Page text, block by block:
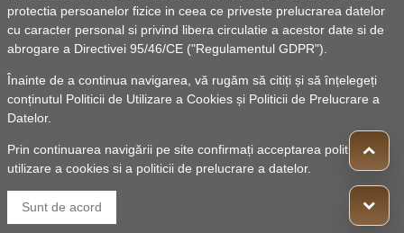
protectia persoanelor fizice in ceea ce priveste prelucrarea datelor
cu caracter personal si privind libera circulatie a acestor date si de
abrogare a Directivei 95/46/CE ("Regulamentul GDPR").
Înainte de a continua navigarea, vă rugăm să citiți și să înțelegeți
conținutul Politicii de Utilizare a Cookies și Politicii de Prelucrare a
Datelor.
Prin continuarea navigării pe site confirmați acceptarea politicii de
utilizare a cookies si a politicii de prelucrare a datelor.
Sunt de acord
© 2010 -Powered by Pancarpatica Invest
Termeni de